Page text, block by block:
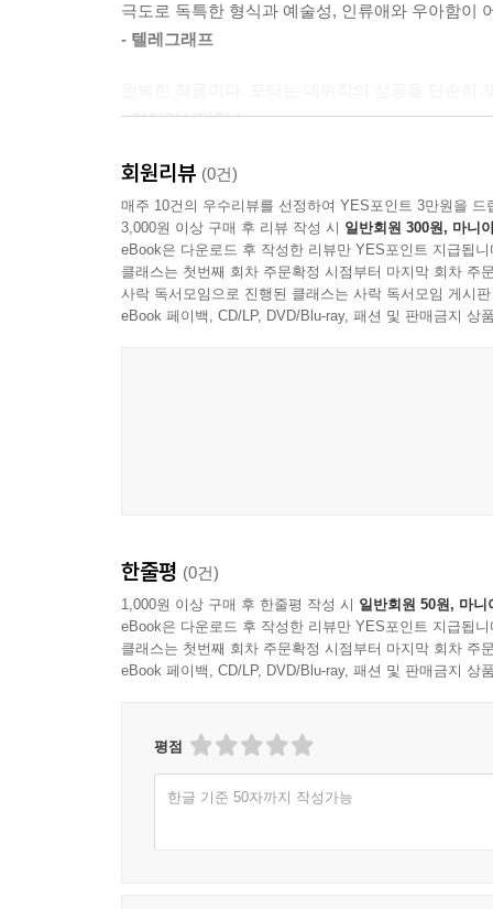
나는 정글리스트야, 베이비. 날 바꾸려 들지 마.
--- p.77
찰들. 그는 라스트 찬스라는 비교적 안전한 곳에
그들 모두 점점 자기 이야기를 더 잘할 수 있게 된
--- pp.78-79
그는 자신이 병을 깨서 얼굴을 찌른 그 애한테 편
그 일이 모두의 마음속에서 너무 심각하고 논쟁의
“나, 길고 어두운 터널에 있었어.” 그는 슬프게 말
--- p.131
비행 청소년들이 무한한 인내와 애정을 지닌 교사
폭력과 죄책감, 불안과 수치심이 번갈아가며 들끓
배낭을 메고 학교를 빠져나와 연못으로 향하는
익사할 계획이다. 걷는 동안 그의 머릿속에서는
『샤이』는 어딘가로 도망치고 싶은, 하지만 도망
된 부싯돌’처럼 단단하고 강렬한 작품이다. 김연
발생하는 고통과 슬픔을 자기 안으로 끌어들이
소설은 아카데미 남우주연상을 수상한 영화배우
한층 넓은 감상의 장을 열어준다. 영화는 2025년
『샤이』를 읽고 나서 “마음이 산산이 부서졌다”
클레어 키건의 대표작 『이처럼 사소한 것들』
극도로 독특한 형식과 예술성, 인류애와 우아함이
- 텔레그래프
- 아이리시타임스
소외감과 슬픔이라는 보편적 경험을 잊을 수 없
주인공을 묘사하는 우아함을 알아볼 것이다.
- 북리스트
맥스 포터는 내가 세상에서 가장 좋아하는 작가다
더 낯설기에 더 사랑스럽게) 보여주기 때문이다.
철조망으로 둘러싸인 세계, 멍투성이인 세계 속
포터는 또 다시 비길 데 없는 걸작을 써냈다.
- 마리커 뤼카스 레이네펠트 (2020 인터내셔널 부
- 이언 랜킨 (에드거상, 대거상 수상 작가)
맥스 포터는 누구와도 다른 글쓰기를 한다. 나는
- P.J. Harvey (락 싱어송라이터, 작가)
회원리뷰 (0건)
매주 10건의 우수리뷰를 선정하여 YES포인트 3만원을 드
3,000원 이상 구매 후 리뷰 작성 시 일반회원 300원, 마니
eBook은 다운로드 후 작성한 리뷰만 YES포인트 지급됩니
클래스는 첫번째 회차 주문확정 시점부터 마지막 회차 주
사락 독서모임으로 진행된 클래스는 사락 독서모임 게시
eBook 페이백, CD/LP, DVD/Blu-ray, 패션 및 판매금지 상
한줄평 (0건)
1,000원 이상 구매 후 한줄평 작성 시 일반회원 50원, 마니
eBook은 다운로드 후 작성한 리뷰만 YES포인트 지급됩니
클래스는 첫번째 회차 주문확정 시점부터 마지막 회차 주
eBook 페이백, CD/LP, DVD/Blu-ray, 패션 및 판매금지 상
평점
한글 기준 50자까지 작성가능